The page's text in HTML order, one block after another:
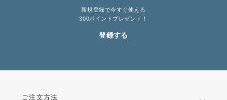
新規登録で今すぐ使える
300ポイントプレゼント！
登録する
ご注文方法